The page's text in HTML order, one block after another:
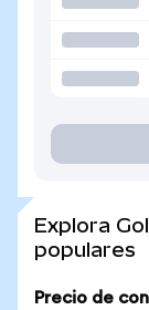
Explora
populares
Precio de